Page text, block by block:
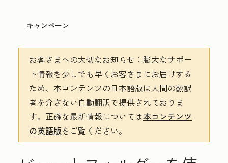
キャンペーン
お客さまへの大切なお知らせ ：膨大なサポー
ト情報を少しでも早くお客さまにお届けする
ため、本コンテンツの日本語版は人間の翻訳
者を介さない自動翻訳で提供されておりま
す。 正確な最新情報については本コンテンツ
の英語版をご覧ください。